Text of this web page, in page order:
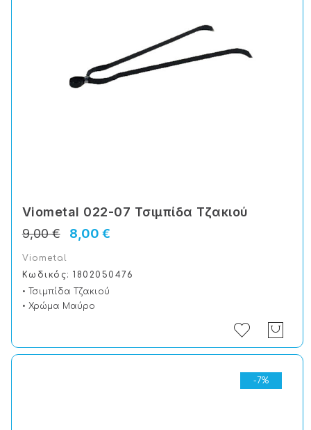
Viometal 022-07 Τσιμπίδα Τζακιού
8,00 €
9,00 €
Viometal
Κωδικός: 1802050476
• Τσιμπίδα Τζακιού
• Χρώμα Μαύρο
-7%